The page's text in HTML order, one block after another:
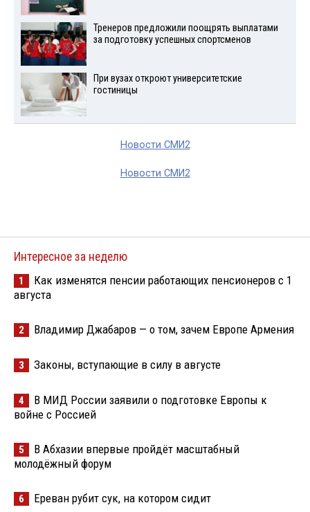
Тренеров предложили поощрять выплатами
за подготовку успешных спортсменов
При вузах откроют университетские
гостиницы
Новости СМИ2
Новости СМИ2
Интересное за неделю
1
Как изменятся пенсии работающих пенсионеров с 1
августа
2 Владимир Джабаров — о том, зачем Европе Армения
3 Законы, вступающие в силу в августе
4
В МИД России заявили о подготовке Европы к
войне с Россией
5
В Абхазии впервые пройдёт масштабный
молодёжный форум
6 Ереван рубит сук, на котором сидит